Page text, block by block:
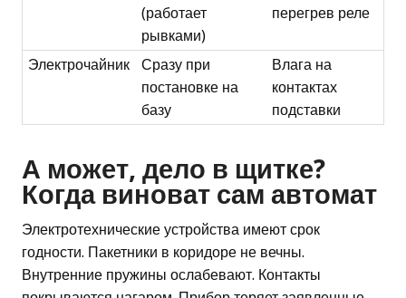
(работает
рывками)
перегрев реле
Электрочайник
Сразу при
постановке на
базу
Влага на
контактах
подставки
А может, дело в щитке?
Когда виноват сам автомат
Электротехнические устройства имеют срок
годности. Пакетники в коридоре не вечны.
Внутренние пружины ослабевают. Контакты